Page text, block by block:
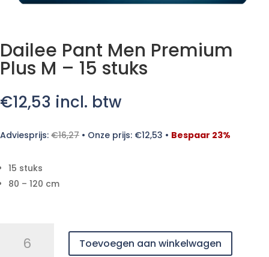
Dailee Pant Men Premium
Plus M – 15 stuks
€12,53 incl. btw
Adviesprijs: €16,27 • Onze prijs: €12,53 • Bespaar 23%
15 stuks
80 – 120 cm
Toevoegen aan winkelwagen